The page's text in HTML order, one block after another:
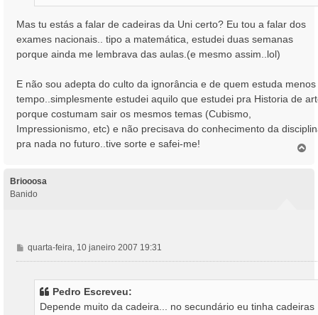
Mas tu estás a falar de cadeiras da Uni certo? Eu tou a falar dos
exames nacionais.. tipo a matemática, estudei duas semanas
porque ainda me lembrava das aulas.(e mesmo assim..lol)
E não sou adepta do culto da ignorância e de quem estuda menos
tempo..simplesmente estudei aquilo que estudei pra Historia de
porque costumam sair os mesmos temas (Cubismo,
Impressionismo, etc) e não precisava do conhecimento da
pra nada no futuro..tive sorte e safei-me!
Briooosa
Banido
M
e
quarta-feira, 10 janeiro 2007 19:31
Pedro Escreveu:
Depende muito da cadeira... no secundário eu tinha cadeiras